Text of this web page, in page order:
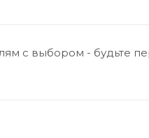
с выбором - будьте